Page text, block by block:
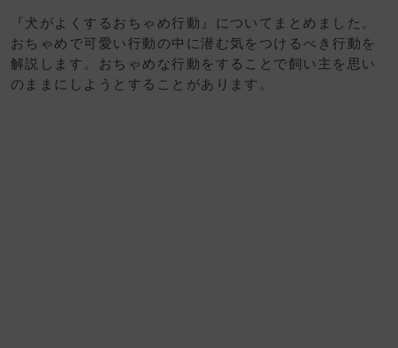
『犬がよくするおちゃめ行動』についてまとめました。
おちゃめで可愛い行動の中に潜む気をつけるべき行動を
解説します。おちゃめな行動をすることで飼い主を思い
のままにしようとすることがあります。